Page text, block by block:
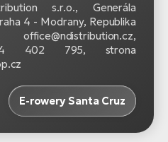
s.r.o., Generála
4 - Modrany, Republika
402 795, strona
E-rowery Santa Cruz